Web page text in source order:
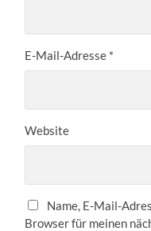
E-Mail-Adresse *
Website
Name, E-Mail-
Browser für meinen